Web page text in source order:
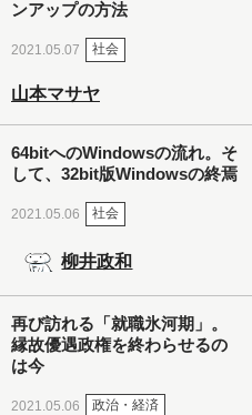
ンアップの方法
2021.05.07 社会
山本マサヤ
64bitへのWindowsの流れ。そ
して、32bit版Windowsの終焉
2021.05.06 社会
柳井政和
再び訪れる「就職氷河期」。
縁故優遇政権を終わらせるの
は今
2021.05.06 政治・経済